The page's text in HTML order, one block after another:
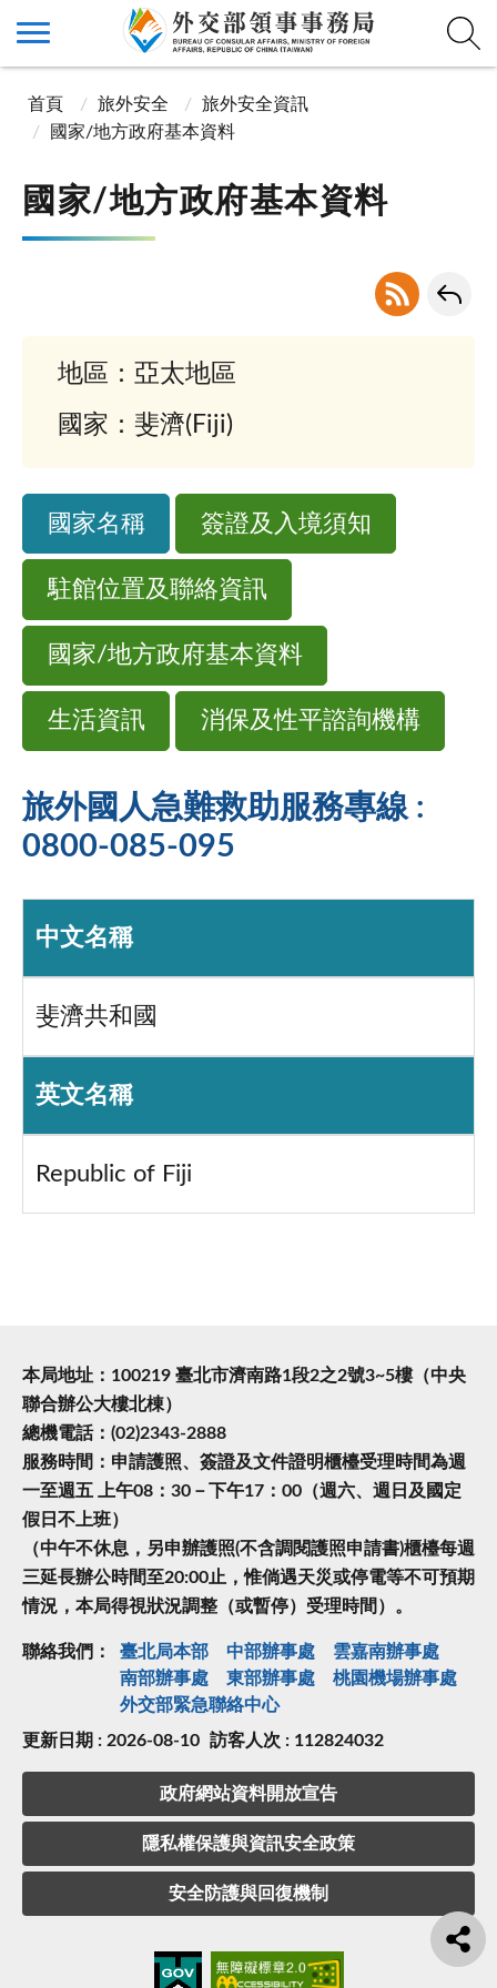
首頁 旅外安全
旅外安全資訊
國家/地方政府基本資料
國家/地方政府基本資料
地區：亞太地區
國家：斐濟(Fiji)
國家名稱 簽證及入境須知
駐館位置及聯絡資訊
國家/地方政府基本資料
生活資訊 消保及性平諮詢機構
旅外國人急難救助服務專線 :
0800-085-095
中文名稱
斐濟共和國
英文名稱
Republic of Fiji
本局地址：100219 臺北市濟南路1段2之2號3~5樓（中央
聯合辦公大樓北棟）
總機電話：(02)2343-2888
服務時間：申請護照、簽證及文件證明櫃檯受理時間為週
一至週五 上午08：30－下午17：00（週六、週日及國定
假日不上班）
（中午不休息，另申辦護照(不含調閱護照申請書)櫃檯每週
三延長辦公時間至20:00止，惟倘遇天災或停電等不可預期
情況，本局得視狀況調整（或暫停）受理時間）。
聯絡我們： 臺北局本部 中部辦事處
雲嘉南辦事處
南部辦事處
東部辦事處
桃園機場辦事處
外交部緊急聯絡中⼼
更新日期 : 2026-08-10 訪客人次 : 112824032
政府網站資料開放宣告
隱私權保護與資訊安全政策
安全防護與回復機制